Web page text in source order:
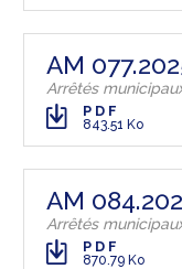
AM
Arrêtés
PDF
843.51 Ko
AM
Arrêtés
PDF
870.79 Ko